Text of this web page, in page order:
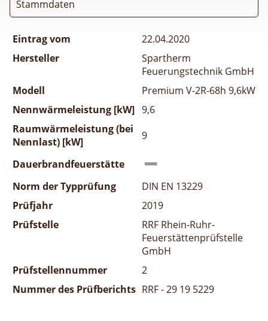
Stammdaten
Eintrag vom
22.04.2020
Hersteller
Spartherm
Feuerungstechnik GmbH
Modell
Premium V-2R-68h 9,6kW
Nennwärmeleistung [kW] 9,6
Raumwärmeleistung (bei
Nennlast) [kW]
9
Dauerbrandfeuerstätte
Norm der Typprüfung
DIN EN 13229
Prüfjahr
2019
Prüfstelle
RRF Rhein-Ruhr-
Feuerstättenprüfstelle
GmbH
Prüfstellennummer
2
Nummer des Prüfberichts RRF - 29 19 5229